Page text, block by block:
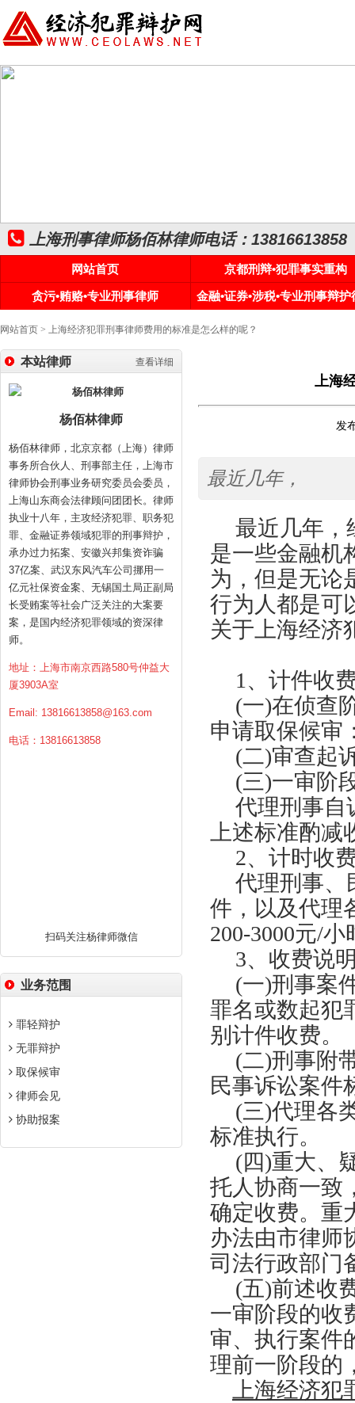
上海刑事律师杨佰林律师电话：13816613858
网站首页
京都刑辩•犯罪事实重构
贪污•贿赂•专业刑事律师
金融•证券•涉税•专业刑事辩护
网站首页 > 上海经济犯罪刑事律师费用的标准是怎么样的呢？
查看详细
本站律师
杨佰林律师
杨佰林律师，北京京都（上海）律师
事务所合伙人、刑事部主任，上海市
律师协会刑事业务研究委员会委员，
上海山东商会法律顾问团团长。律师
执业十八年，主攻经济犯罪、职务犯
罪、金融证券领域犯罪的刑事辩护，
承办过力拓案、安徽兴邦集资诈骗
37亿案、武汉东风汽车公司挪用一
亿元社保资金案、无锡国土局正副局
长受贿案等社会广泛关注的大案要
案，是国内经济犯罪领域的资深律
师。
地址：上海市南京西路580号仲益大
厦3903A室
Email: 13816613858@163.com
电话：13816613858
扫码关注杨律师微信
业务范围
罪轻辩护
无罪辩护
取保候审
律师会见
协助报案
上海
发
最近几年，
最近几年，
是一些金融机
为，但是无论
行为人都是可
关于上海经济
1、计件收
(一)在侦查
申请取保候审
(二)审查起
(三)一审阶
代理刑事自
上述标准酌减
2、计时收
代理刑事、
件，以及代理
200-3000元/小
3、收费说
(一)刑事案
罪名或数起犯
别计件收费。
(二)刑事附
民事诉讼案件
(三)代理各
标准执行。
(四)重大、
托人协商一致
确定收费。重
办法由市律师
司法行政部门
(五)前述收
一审阶段的收
审、执行案件
理前一阶段的
上海经济